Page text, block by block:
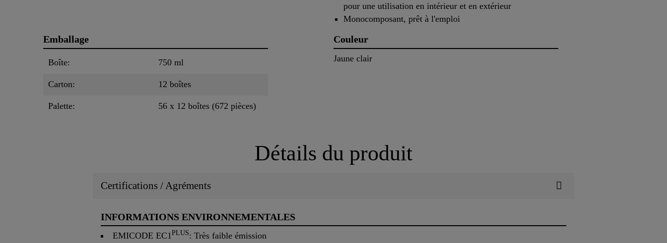
pour une utilisation en intérieur et en extérieur
Monocomposant, prêt à l'emploi
Emballage
Boîte: 750 ml
Carton: 12 boîtes
Palette: 56 x 12 boîtes (672 pièces)
Couleur
Jaune clair
Détails du produit
Certifications / Agréments
INFORMATIONS ENVIRONNEMENTALES
EMICODE EC1PLUS: Très faible émission